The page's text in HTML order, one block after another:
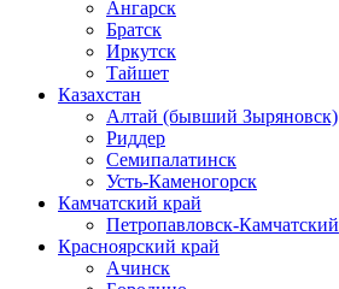
Ангарск
Братск
Иркутск
Тайшет
Казахстан
Алтай (бывший Зыряновск)
Риддер
Семипалатинск
Усть-Каменогорск
Камчатский край
Петропавловск-Камчатский
Красноярский край
Ачинск